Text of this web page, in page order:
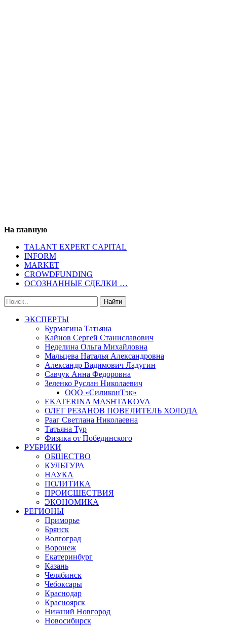
На главную
TALANT EXPERT CAPITAL
INFORM
MARKET
CROWDFUNDING
ОСОЗНАННЫЕ СДЕЛКИ …
ЭКСПЕРТЫ
Бурмагина Татьяна
Кайнов Сергей Станиславович
Неделина Ольга Михайловна
Мальцева Наталья Александровна
Александр Вадимович Ладугин
Савчук Анна Федоровна
Зеленко Руслан Николаевич
ООО «СиликонТэк»
EKATERINA MASHTAKOVA
ОЛЕГ РЕЗАНОВ ПОВЕЛИТЕЛЬ ХОЛОДА
Рааг Светлана Николаевна
Татьяна Тур
Физика от Побединского
РУБРИКИ
ОБЩЕСТВО
КУЛЬТУРА
НАУКА
ПОЛИТИКА
ПРОИСШЕСТВИЯ
ЭКОНОМИКА
РЕГИОНЫ
Приморье
Брянск
Волгоград
Воронеж
Екатеринбург
Казань
Челябинск
Чебоксары
Краснодар
Красноярск
Нижний Новгород
Новосибирск